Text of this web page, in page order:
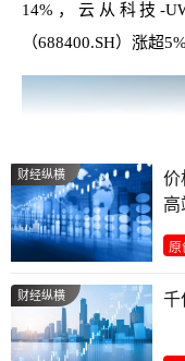
14%，云从科技-
（688400.SH）涨超5%
财经纵横
价
高
原
财经纵横 千